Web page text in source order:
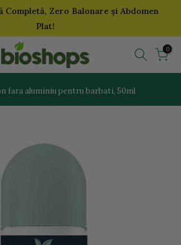
Zero Balonare și Abdomen
Plat!
0
fara aluminiu pentru barbati, 50ml